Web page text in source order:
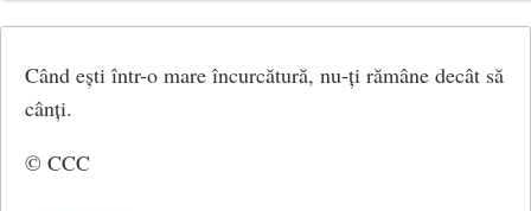
Când ești într-o mare încurcătură, nu-ți rămâne decât să
cânți.
© CCC